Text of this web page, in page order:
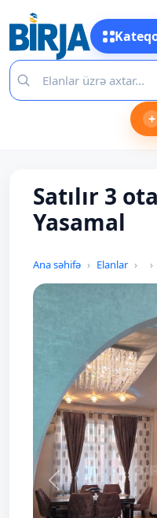
+
Satılır 3
Yasamal
Ana səhifə Elanlar
Prev